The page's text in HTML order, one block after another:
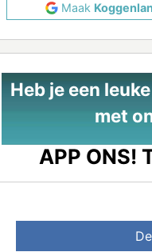
Maak
Heb je een
met
APP ONS!